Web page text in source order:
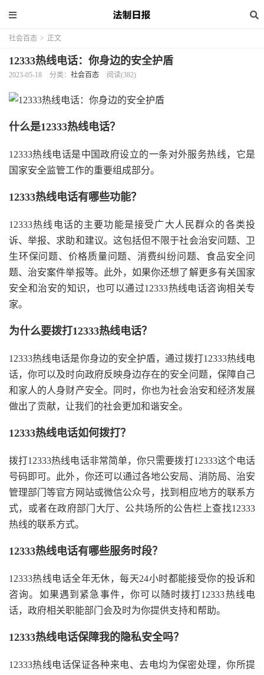
社会百态 > 正文
12333热线电话：你身边的安全护盾
2023-05-18 分类： 社会百态 阅读(382)
什么是12333热线电话？
12333热线电话是中国政府设立的一条对外服务热线，它是
国家安全监管工作的重要组成部分。
12333热线电话有哪些功能？
12333热线电话的主要功能是接受广大人民群众的各类投
诉、举报、求助和建议。这包括但不限于社会治安问题、卫
生环保问题、价格质量问题、消费纠纷问题、食品安全问
题、治安案件举报等。此外，如果你还想了解更多有关国家
安全和治安的知识，也可以通过12333热线电话咨询相关专
家。
为什么要拨打12333热线电话？
12333热线电话是你身边的安全护盾，通过拨打12333热线电
话，你可以及时向政府反映身边存在的安全问题，保障自己
和家人的人身财产安全。同时，你也为社会治安和经济发展
做出了贡献，让我们的社会更加和谐安全。
12333热线电话如何拨打？
拨打12333热线电话非常简单，你只需要拨打12333这个电话
号码即可。此外，你还可以通过各地公安局、消防局、治安
管理部门等官方网站或微信公众号，找到相应地方的联系方
式，或者在政府部门大厅、公共场所的公告栏上查找12333
热线的联系方式。
12333热线电话有哪些服务时段？
12333热线电话全年无休，每天24小时都能接受你的投诉和
咨询。如果遇到紧急事件，你可以随时拨打12333热线电
话，政府相关职能部门会及时为你提供支持和帮助。
12333热线电话保障我的隐私安全吗？
12333热线电话保证各种来电、去电均为保密处理，你所提